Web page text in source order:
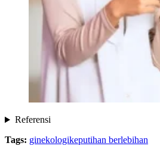
Referensi
Tags: ginekologikeputihan berlebihan